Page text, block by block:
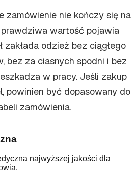
zamówienie nie kończy się na
prawdziwa wartość pojawia
zakłada odzież bez ciągłego
bez za ciasnych spodni i bez
w pracy. Jeśli zakup
powinien być dopasowany do
zamówienia.
najwyższej jakości dla